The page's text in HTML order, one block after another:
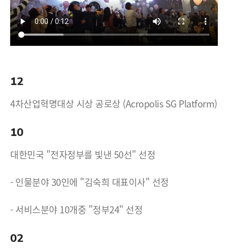
12
4차산업혁명대상 시상 공로상 (Acropolis SG Platform)
10
대한민국 "전자정부를 빛낸 50선" 선정
- 인물분야 30인에 "김숙희 대표이사" 선정
- 서비스분야 10개중 "정부24" 선정
02